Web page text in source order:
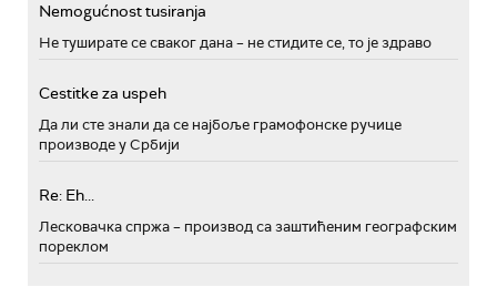
Nemogućnost tusiranja
Не туширате се сваког дана – не стидите се, то је здраво
Cestitke za uspeh
Да ли сте знали да се најбоље грамофонске ручице
производе у Србији
Re: Eh...
Лесковачка спржа – производ са заштићеним географским
пореклом